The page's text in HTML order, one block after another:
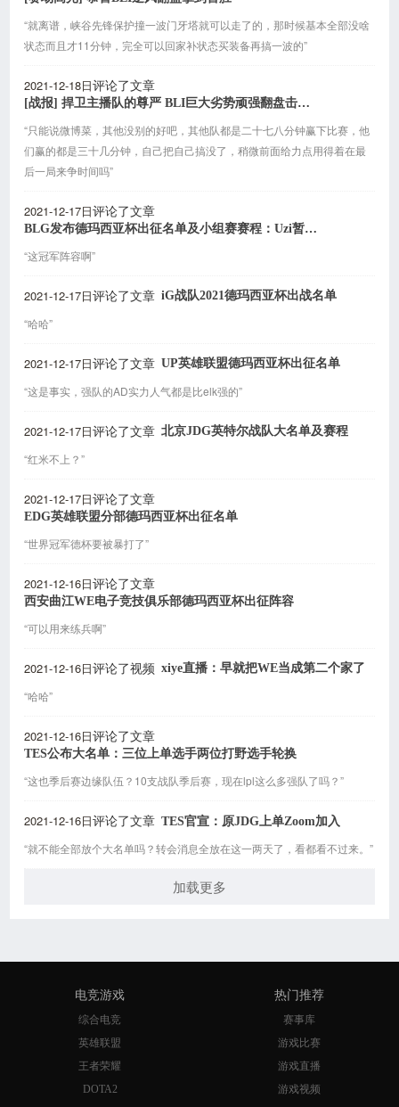
“就离谱，峡谷先锋保护撞一波门牙塔就可以走了的，那时候基本全部没啥
状态而且才11分钟，完全可以回家补状态买装备再搞一波的”
2021-12-18日评论了文章
[战报] 捍卫主播队的尊严 BLI巨大劣势顽强翻盘击败WBG
“只能说微博菜，其他没别的好吧，其他队都是二十七八分钟赢下比赛，他
们赢的都是三十几分钟，自己把自己搞没了，稍微前面给力点用得着在最
后一局来争时间吗”
2021-12-17日评论了文章
BLG发布德玛西亚杯出征名单及小组赛赛程：Uzi暂缺席
“这冠军阵容啊”
2021-12-17日评论了文章 iG战队2021德玛西亚杯出战名单
“哈哈”
2021-12-17日评论了文章 UP英雄联盟德玛西亚杯出征名单
“这是事实，强队的AD实力人气都是比elk强的”
2021-12-17日评论了文章 北京JDG英特尔战队大名单及赛程
“红米不上？”
2021-12-17日评论了文章
EDG英雄联盟分部德玛西亚杯出征名单
“世界冠军德杯要被暴打了”
2021-12-16日评论了文章
西安曲江WE电子竞技俱乐部德玛西亚杯出征阵容
“可以用来练兵啊”
2021-12-16日评论了视频 xiye直播：早就把WE当成第二个家了
“哈哈”
2021-12-16日评论了文章
TES公布大名单：三位上单选手两位打野选手轮换
“这也季后赛边缘队伍？10支战队季后赛，现在lpl这么多强队了吗？”
2021-12-16日评论了文章 TES官宣：原JDG上单Zoom加入
“就不能全部放个大名单吗？转会消息全放在这一两天了，看都看不过来。”
加载更多
电竞游戏
综合电竞
英雄联盟
王者荣耀
DOTA2
热门推荐
赛事库
游戏比赛
游戏直播
游戏视频